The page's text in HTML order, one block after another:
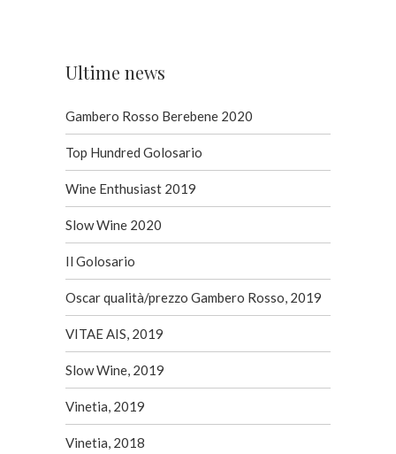
Ultime news
Gambero Rosso Berebene 2020
Top Hundred Golosario
Wine Enthusiast 2019
Slow Wine 2020
Il Golosario
Oscar qualità/prezzo Gambero Rosso, 2019
VITAE AIS, 2019
Slow Wine, 2019
Vinetia, 2019
Vinetia, 2018